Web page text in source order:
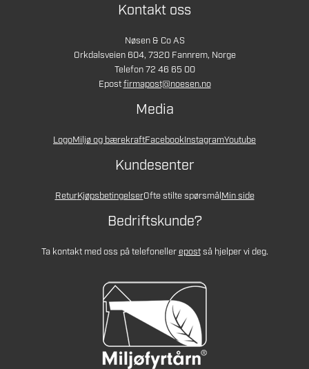
Kontakt oss
Nøsen & Co AS
Orkdalsveien 604, 7320 Fannrem, Norge
Telefon 72 46 65 00
Epostfirmapost@noesen.no
Media
LogoMiljø og bærekraftFacebookInstagramYoutube
Kundesenter
ReturKjøpsbetingelserOfte stilte spørsmålMin side
Bedriftskunde?
Ta kontakt med oss på telefonellerepostså hjelper vi deg.